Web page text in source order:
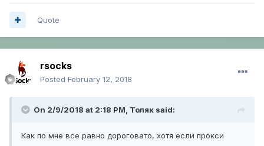
Quote
rsocks
Posted February 12, 2018
On 2/9/2018 at 2:18 PM, Толяк said:
Как по мне все равно дороговато, хотя если прокси